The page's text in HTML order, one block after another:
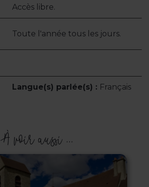
Accès libre.
Toute l'année tous les jours.
Langue(s) parlée(s) : Français
À voir aussi ...